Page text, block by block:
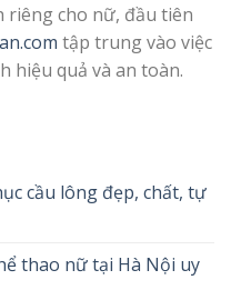
riêng cho nữ, đầu tiên
tập trung vào việc
hiệu quả và an toàn.
cầu lông đẹp, chất, tự
thao nữ tại Hà Nội uy